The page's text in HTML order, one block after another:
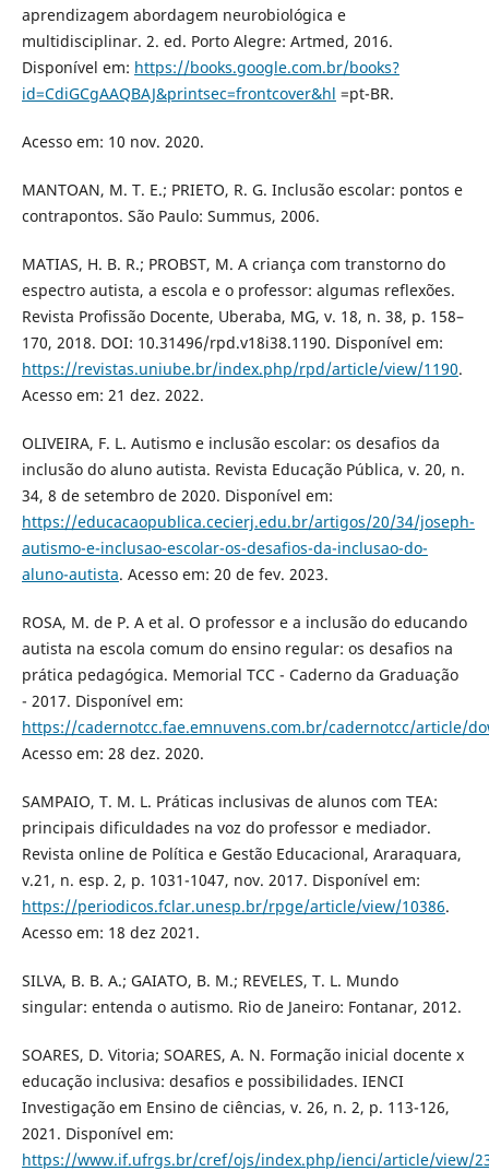
aprendizagem abordagem neurobiológica e
multidisciplinar. 2. ed. Porto Alegre: Artmed, 2016.
Disponível em: https://books.google.com.br/books?
id=CdiGCgAAQBAJ&printsec=frontcover&hl =pt-BR.
Acesso em: 10 nov. 2020.
MANTOAN, M. T. E.; PRIETO, R. G. Inclusão escolar: pontos e
contrapontos. São Paulo: Summus, 2006.
MATIAS, H. B. R.; PROBST, M. A criança com transtorno do
espectro autista, a escola e o professor: algumas reflexões.
Revista Profissão Docente, Uberaba, MG, v. 18, n. 38, p. 158–
170, 2018. DOI: 10.31496/rpd.v18i38.1190. Disponível em:
https://revistas.uniube.br/index.php/rpd/article/view/1190.
Acesso em: 21 dez. 2022.
OLIVEIRA, F. L. Autismo e inclusão escolar: os desafios da
inclusão do aluno autista. Revista Educação Pública, v. 20, n.
34, 8 de setembro de 2020. Disponível em:
https://educacaopublica.cecierj.edu.br/artigos/20/34/joseph-
autismo-e-inclusao-escolar-os-desafios-da-inclusao-do-
aluno-autista. Acesso em: 20 de fev. 2023.
ROSA, M. de P. A et al. O professor e a inclusão do educando
autista na escola comum do ensino regular: os desafios na
prática pedagógica. Memorial TCC - Caderno da Graduação
- 2017. Disponível em:
https://cadernotcc.fae.emnuvens.com.br/cadernotcc/article/
Acesso em: 28 dez. 2020.
SAMPAIO, T. M. L. Práticas inclusivas de alunos com TEA:
principais dificuldades na voz do professor e mediador.
Revista online de Política e Gestão Educacional, Araraquara,
v.21, n. esp. 2, p. 1031-1047, nov. 2017. Disponível em:
https://periodicos.fclar.unesp.br/rpge/article/view/10386.
Acesso em: 18 dez 2021.
SILVA, B. B. A.; GAIATO, B. M.; REVELES, T. L. Mundo
singular: entenda o autismo. Rio de Janeiro: Fontanar, 2012.
SOARES, D. Vitoria; SOARES, A. N. Formação inicial docente x
educação inclusiva: desafios e possibilidades. IENCI
Investigação em Ensino de ciências, v. 26, n. 2, p. 113-126,
2021. Disponível em:
https://www.if.ufrgs.br/cref/ojs/index.php/ienci/article/view/